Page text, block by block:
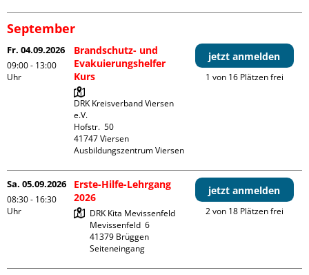
September
Fr. 04.09.2026
09:00 - 13:00
Uhr
Brandschutz- und
Evakuierungshelfer
Kurs
DRK Kreisverband Viersen
e.V.
Hofstr.  50
41747 Viersen
Ausbildungszentrum Viersen
jetzt anmelden
1 von 16 Plätzen frei
Sa. 05.09.2026
08:30 - 16:30
Uhr
Erste-Hilfe-Lehrgang
2026
DRK Kita Mevissenfeld
Mevissenfeld  6
41379 Brüggen
Seiteneingang
jetzt anmelden
2 von 18 Plätzen frei